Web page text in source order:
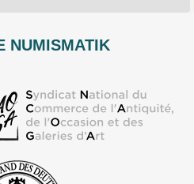
NUMISMATIK